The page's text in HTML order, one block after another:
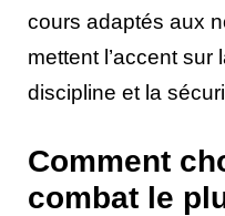
cours adaptés aux
mettent l’accent
discipline et la
Comment
combat le